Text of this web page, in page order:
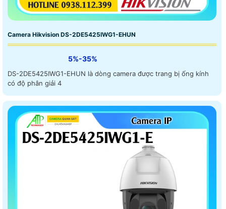
Camera Hikvision DS-2DE5425IWG1-EHUN
5%-35%
DS-2DE5425IWG1-EHUN là dòng camera được trang bị ống kính
có độ phân giải 4